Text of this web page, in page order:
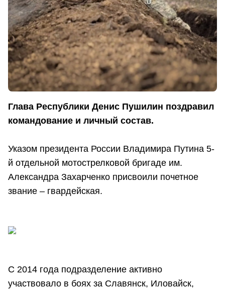
Глава Республики Денис Пушилин поздравил
командование и личный состав.
Указом президента России Владимира Путина 5-
й отдельной мотострелковой бригаде им.
Александра Захарченко присвоили почетное
звание – гвардейская.
С 2014 года подразделение активно
участвовало в боях за Славянск, Иловайск,